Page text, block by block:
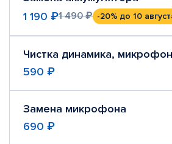
1 190 ₽1 490 ₽ -20% до 10
Чистка динамика,
590 ₽
Замена микрофона
690 ₽